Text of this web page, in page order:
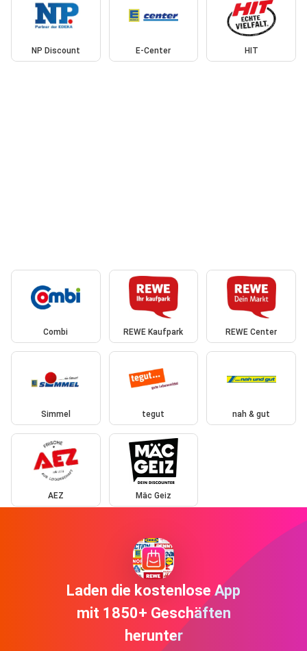
NP Discount E-Center HIT
Combi REWE Kaufpark REWE Center
Simmel tegut nah & gut
AEZ Mäc Geiz
Laden die kostenlose App
mit 1850+ Geschäften
herunter